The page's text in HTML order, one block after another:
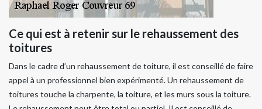
Ce qui est à retenir sur le rehaussement des
toitures
Dans le cadre d’un rehaussement de toiture, il est conseillé de faire
appel à un professionnel bien expérimenté. Un rehaussement de
toitures touche la charpente, la toiture, et les murs sous la toiture.